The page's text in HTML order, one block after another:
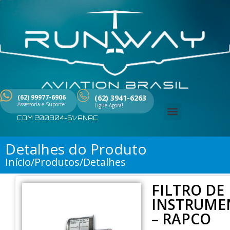
conteúdo
(62) 99977-6906
Assessoria e Suporte.
(62) 3941-6263
Ligue Agora!
COM 200804-61/ANAC
Detalhes do Produto
Início/Produtos/Detalhes
FILTRO DE
– RAPCO